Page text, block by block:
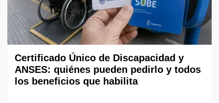
Certificado Único de Discapacidad y
ANSES: quiénes pueden pedirlo y todos
los beneficios que habilita